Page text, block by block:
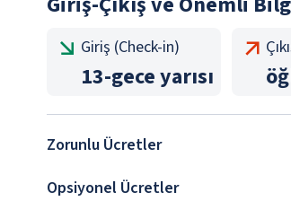
Giriş (Check-in)
13-gece yarısı
Zorunlu Ücretler
Opsiyonel Ücretler